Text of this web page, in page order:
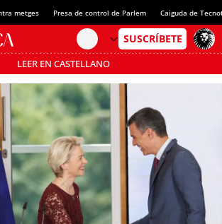
metges Presa de control de Parlem Caiguda de
LEER EN CASTELLANO
Passa’t al mode estalvi